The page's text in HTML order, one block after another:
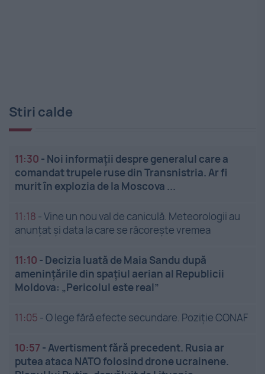
Stiri calde
11:30 - Noi informații despre generalul care a
comandat trupele ruse din Transnistria. Ar fi
murit în explozia de la Moscova ...
11:18 -Vine un nou val de caniculă. Meteorologii au
anunțat și data la care se răcorește vremea
11:10 - Decizia luată de Maia Sandu după
amenințările din spațiul aerian al Republicii
Moldova: „Pericolul este real”
11:05 -O lege fără efecte secundare. Poziție CONAF
10:57 -Avertisment fără precedent. Rusia ar
putea ataca NATO folosind drone ucrainene.